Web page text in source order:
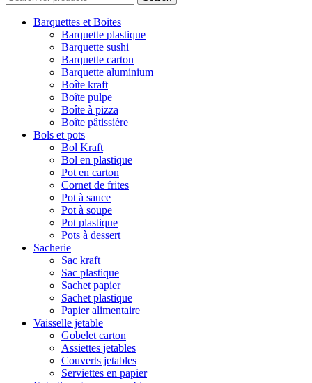
Barquettes et Boites
Barquette plastique
Barquette sushi
Barquette carton
Barquette aluminium
Boîte kraft
Boîte pulpe
Boîte à pizza
Boîte pâtissière
Bols et pots
Bol Kraft
Bol en plastique
Pot en carton
Cornet de frites
Pot à sauce
Pot à soupe
Pot plastique
Pots à dessert
Sacherie
Sac kraft
Sac plastique
Sachet papier
Sachet plastique
Papier alimentaire
Vaisselle jetable
Gobelet carton
Assiettes jetables
Couverts jetables
Serviettes en papier